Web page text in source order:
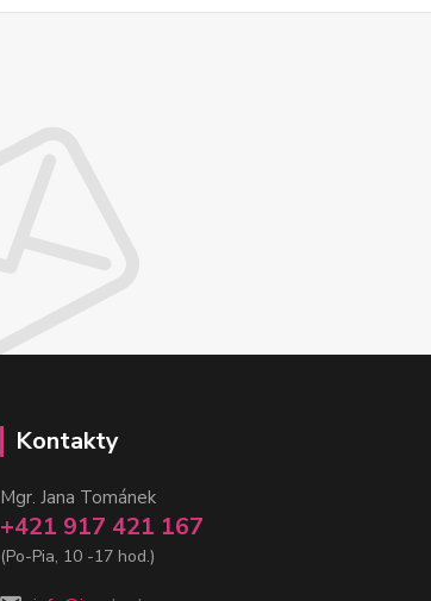
Kontakty
Mgr. Jana Tománek
+421 917 421 167
(Po-Pia, 10 -17 hod.)